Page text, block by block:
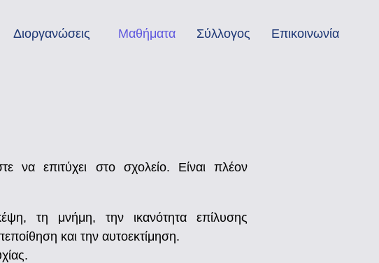
Διοργανώσεις Μαθήματα Σύλλογος Επικοινωνία
να επιτύχει στο σχολείο. Είναι πλέον
τη μνήμη, την ικανότητα επίλυσης
και την αυτοεκτίμηση.